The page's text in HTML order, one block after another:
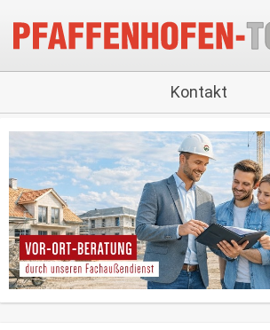
Kontakt